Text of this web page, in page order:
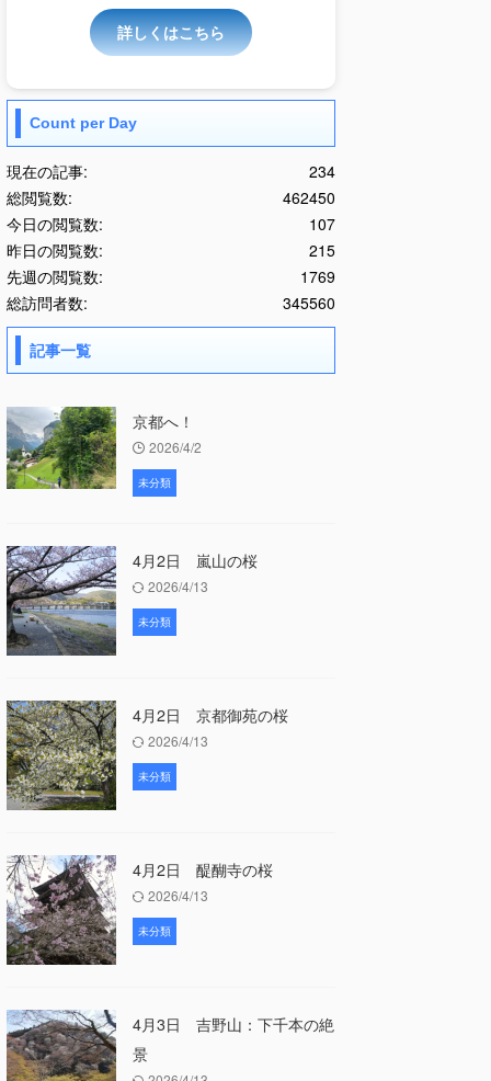
詳しくはこちら
Count per Day
234
現在の記事:
462450
総閲覧数:
107
今日の閲覧数:
215
昨日の閲覧数:
1769
先週の閲覧数:
345560
総訪問者数:
記事一覧
京都へ！
2026/4/2
未分類
4月2日 嵐山の桜
2026/4/13
未分類
4月2日 京都御苑の桜
2026/4/13
未分類
4月2日 醍醐寺の桜
2026/4/13
未分類
4月3日 吉野山：下千本の絶
景